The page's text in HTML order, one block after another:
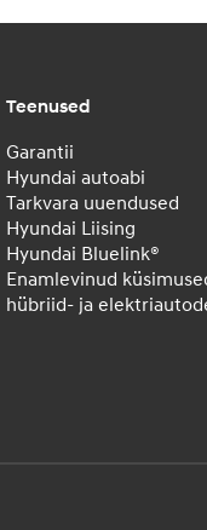
Teenused
Garantii
Hyundai autoabi
Tarkvara uuendused
Hyundai Liising
Hyundai Bluelink®
Enamlevinud
hübriid- ja